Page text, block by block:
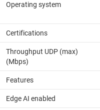
Operating system
Certifications
Throughput UDP (max)
(Mbps)
Features
Edge AI enabled